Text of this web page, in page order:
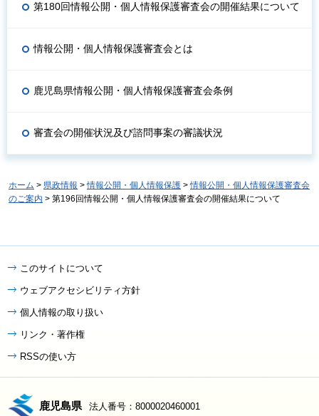
第180回情報公開・個人情報保護審査会の開催結果について
情報公開・個人情報保護審査会とは
鹿児島県情報公開・個人情報保護審査会条例
審査会の開催状況及び諮問事案の審議状況
ホーム > 県政情報 >情報公開・個人情報保護 >情報公開・個人情報保護審査会
のご案内 > 第196回情報公開・個人情報保護審査会の開催結果について
このサイトについて
ウェブアクセシビリティ方針
個人情報の取り扱い
リンク・著作権
RSSの使い方
鹿児島県 法人番号：8000020460001